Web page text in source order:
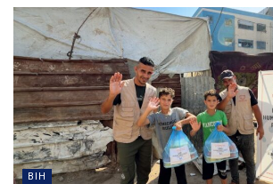
BIH